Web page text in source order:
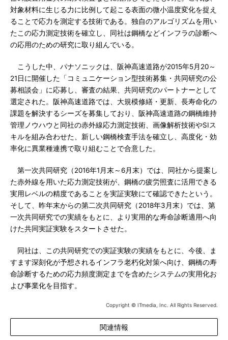
対象材料に生じる力に比例して起こる表面の微小温度変化を捉え
ることで応力を測定する技術である。独自のアルゴリズムを用い
たこの応力測定技術を確立し、同社は鋼橋などインフラの診断へ
の応用のための研究に取り組んでいる。
こうした中、パナソニックは、阪神高速道路が2015年5月20～
21日に開催した「コミュニケーション型技術募集・共同研究の公
募相談会」に応募し、審査の結果、共同研究のパートナーとして
選定された。阪神高速道路では、大規模修繕・更新、長寿命化の
課題を解決するシーズを募集しており、阪神高速道路の鋼橋維持
管理ノウハウと同社の赤外線応力測定技術、画像解析技術やSIス
キルを組み合わせた、新しい鋼橋検査手法を確立し、高度化・効
率化に異業種連携で取り組むことで合意した。
第一次共同研究（2016年1月末～6月末）では、同社から提案し
た赤外線を用いた応力測定技術が、鋼橋の疲労照査に活用できる
実用レベルの精度であることを実証実験にて確認できたという。
そして、昨年末からの第二次共同研究（2018年3月末）では、第
一次共同研究での実績をもとに、より実用的な寿命診断適用へ向
けた共同実証実験をスタートさせた。
同社は、この共同研究での実証実験の実績をもとに、今後、ま
すます深刻化が予想されるインフラ老朽化対策へ向け、鋼橋の寿
命診断するための応力頻度測定までを含めたシステムの実用化お
よび事業化を目指す。
Copyright © ITmedia, Inc. All Rights Reserved.
関連情報